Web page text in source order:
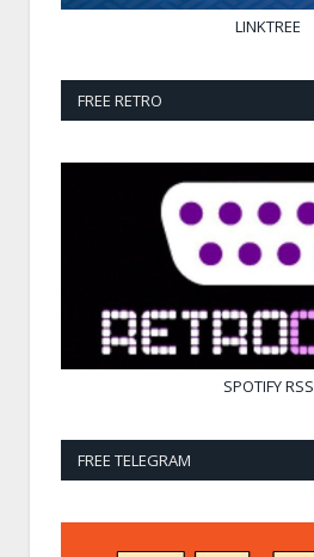
LINKTREE
FREE RETRO
SPOTIFYRSS
FREE TELEGRAM